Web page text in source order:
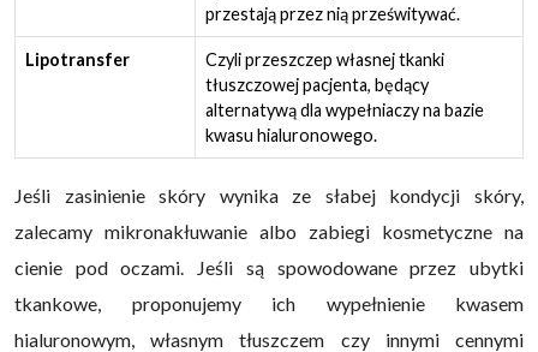
przestają przez nią prześwitywać.
Lipotransfer
Czyli przeszczep własnej tkanki
tłuszczowej pacjenta, będący
alternatywą dla wypełniaczy na bazie
kwasu hialuronowego.
Jeśli zasinienie skóry wynika ze słabej kondycji skóry,
zalecamy mikronakłuwanie albo zabiegi kosmetyczne na
cienie pod oczami. Jeśli są spowodowane przez ubytki
tkankowe, proponujemy ich wypełnienie kwasem
hialuronowym, własnym tłuszczem czy innymi cennymi